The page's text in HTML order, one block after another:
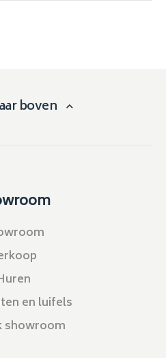
boven
en luifels
showroom